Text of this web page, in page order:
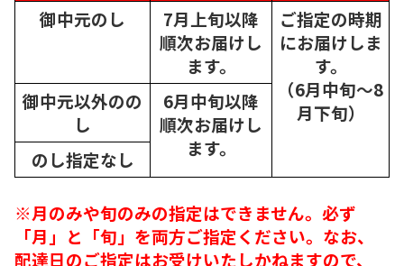
御中元のし
7月上旬以降
順次お届けし
ます。
ご指定の時期
にお届けしま
す。
（6月中旬～8
月下旬）
御中元以外のの
し
6月中旬以降
順次お届けし
ます。
のし指定なし
※月のみや旬のみの指定はできません。必ず
「月」と「旬」を両方ご指定ください。なお、
配達日のご指定はお受けいたしかねますので、